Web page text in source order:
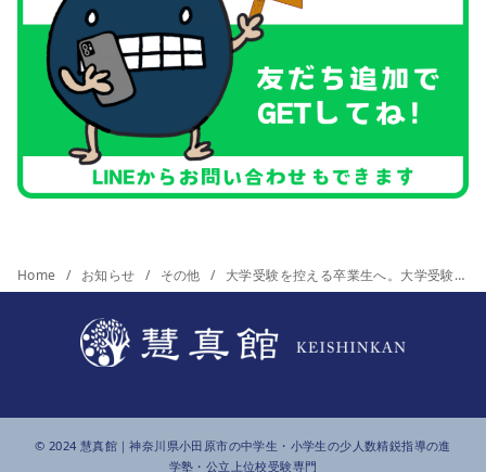
Home お知らせ その他 大学受験を控える卒業生へ。大学受験生が絶対に読んでおくべき１冊。
© 2024 慧真館 ｜神奈川県小田原市の中学生・小学生の少人数精鋭指導の進
学塾・公立上位校受験専門